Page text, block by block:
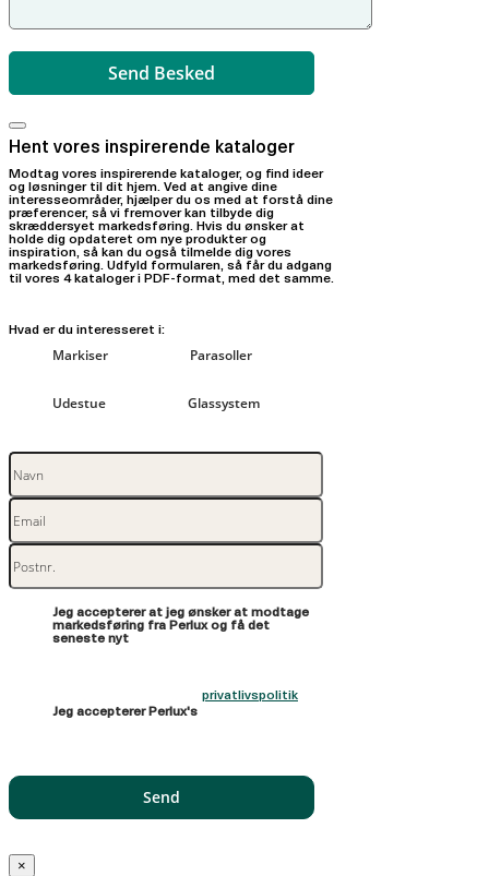
Hent vores inspirerende kataloger
Modtag vores inspirerende kataloger, og find ideer
og løsninger til dit hjem. Ved at angive dine
interesseområder, hjælper du os med at forstå dine
præferencer, så vi fremover kan tilbyde dig
skræddersyet markedsføring. Hvis du ønsker at
holde dig opdateret om nye produkter og
inspiration, så kan du også tilmelde dig vores
markedsføring. Udfyld formularen, så får du adgang
til vores 4 kataloger i PDF-format, med det samme.
Hvad er du interesseret i:
Markiser Parasoller
Udestue Glassystem
Jeg accepterer at jeg ønsker at modtage
markedsføring fra Perlux og få det
seneste nyt
Jeg accepterer Perlux's
privatlivspolitik
×